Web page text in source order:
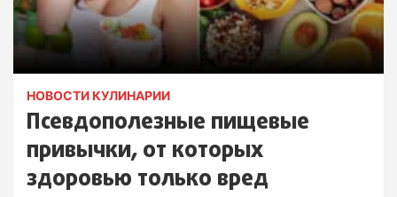
НОВОСТИ КУЛИНАРИИ
Псевдополезные пищевые
привычки, от которых
здоровью только вред